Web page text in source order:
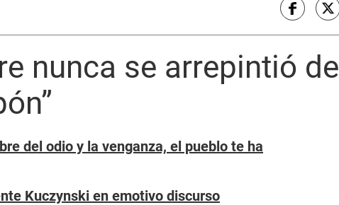
nunca se arrepintió de
del odio y la venganza, el pueblo te ha
Kuczynski en emotivo discurso